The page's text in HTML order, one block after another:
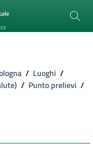
/ Luoghi /
/ Punto prelievi /